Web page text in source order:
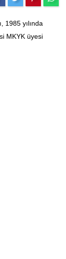
1985 yılında
MKYK üyesi